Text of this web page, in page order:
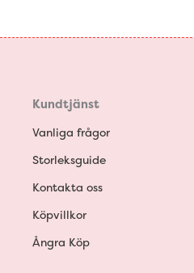
Kundtjänst
Vanliga frågor
Storleksguide
Kontakta oss
Köpvillkor
Ångra Köp